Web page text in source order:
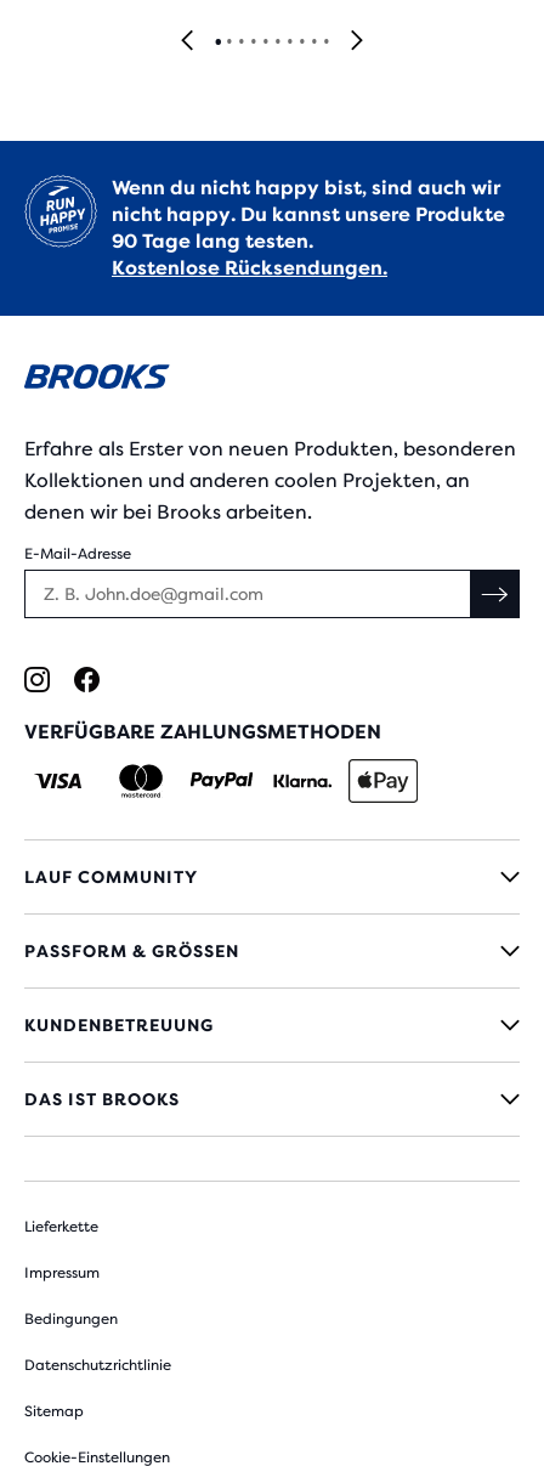
Wenn du nicht happy bist, sind auch wir
nicht happy. Du kannst unsere Produkte
90 Tage lang testen.
Kostenlose Rücksendungen.
Erfahre als Erster von neuen Produkten, besonderen
Kollektionen und anderen coolen Projekten, an
denen wir bei Brooks arbeiten.
E-Mail-Adresse
VERFÜGBARE ZAHLUNGSMETHODEN
LAUF COMMUNITY
PASSFORM & GRÖSSEN
KUNDENBETREUUNG
DAS IST BROOKS
Lieferkette
Impressum
Bedingungen
Datenschutzrichtlinie
Sitemap
Cookie-Einstellungen